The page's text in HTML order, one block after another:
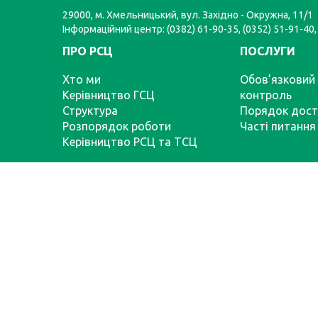
29000, м. Хмельницький, вул. Західно - Окружна, 11/1
Інформаційний центр: (0382) 61-90-35, (0352) 51-91-
ПРО РСЦ
Хто ми
Керівництво ГСЦ
Структура
Розпорядок роботи
Керівництво РСЦ та ТСЦ
ПОСЛУГИ
Обов’язковий
контроль
Порядок
Часті питання